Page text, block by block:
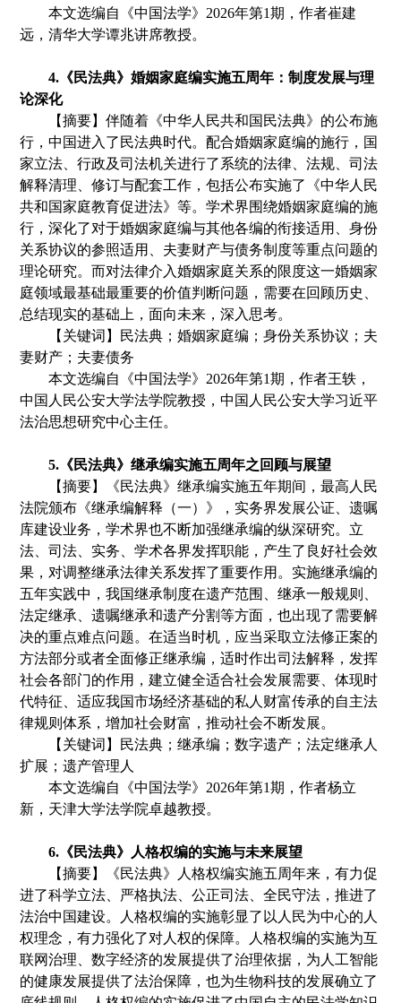
本文选编自《中国法学》 2026年第1期 ，作者崔建
远 ，清华大学谭兆讲席教授。
4. 《民法典》婚姻家庭编实施五周年：制度发展与理
论深化
【摘要】伴随着《中华人民共和国民法典》的公布施
行，中国进入了民法典时代。配合婚姻家庭编的施行，国
家立法、行政及司法机关进行了系统的法律、法规、司法
解释清理、修订与配套工作，包括公布实施了《中华人民
共和国家庭教育促进法》等。学术界围绕婚姻家庭编的施
行，深化了对于婚姻家庭编与其他各编的衔接适用、身份
关系协议的参照适用、夫妻财产与债务制度等重点问题的
理论研究。而对法律介入婚姻家庭关系的限度这一婚姻家
庭领域最基础最重要的价值判断问题，需要在回顾历史、
总结现实的基础上，面向未来，深入思考。
【 关键词 】民法典；婚姻家庭编；身份关系协议；夫
妻财产；夫妻债务
本文选编自《中国法学》 2026年第1期 ，作者王轶 ，
中国人民公安大学法学院教授，中国人民公安大学习近平
法治思想研究中心主任。
5.《民法典》继承编实施五周年之回顾与展望
【摘要】《民法典》继承编实施五年期间，最高人民
法院颁布 《继承编解释 （一）》， 实务界发展公证、遗嘱
库建设业务 ，学术界也不断加强继承编的纵深研究。立
法、司法、实务、学术各界发挥职能，产生了良好社会效
果，对调整继承法律关系发挥了重要作用。实施继承编的
五年实践中 ，我国继承制度在遗产范围、继承一般规则、
法定继承、遗嘱继承和遗产分割等方面 ，也出现了需要解
决的重点难点问题。在适当时机 ， 应当采取立法修正案的
方法部分或者全面修正继承编 ，适时作出司法解释 ， 发挥
社会各部门的作用 ，建立健全适合社会发展需要、体现时
代特征、适应我国市场经济基础的私人财富传承的自主法
律规则体系 ，增加社会财富 ，推动社会不断发展。
【 关键词 】 民法典 ；继承编 ；数字遗产 ；法定继承人
扩展 ；遗产管理人
本文选编自《中国法学》 2026年第1期 ，作者杨立
新 ，天津大学法学院卓越教授。
6.《民法典》人格权编的实施与未来展望
【摘要】《民法典》人格权编实施五周年来，有力促
进了科学立法、严格执法、公正司法、全民守法，推进了
法治中国建设。人格权编的实施彰显了以人民为中心的人
权理念，有力强化了对人权的保障。人格权编的实施为互
联网治理、数字经济的发展提供了治理依据，为人工智能
的健康发展提供了法治保障，也为生物科技的发展确立了